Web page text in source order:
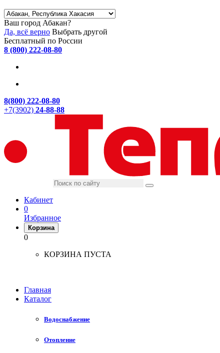
Ваш город Абакан?
Да, всё верно Выбрать другой
Бесплатный по России
8 (800) 222-08-80
8(800) 222-08-80
+7(3902) 24-88-88
Кабинет
0
Избранное
Корзина
0
КОРЗИНА ПУСТА
Главная
Каталог
Водоснабжение
Отопление